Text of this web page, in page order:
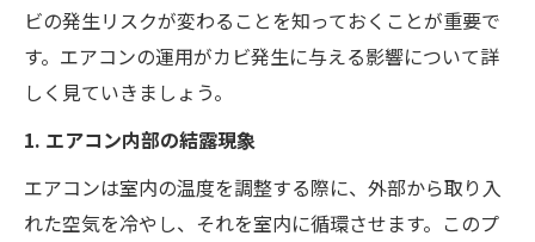
ビの発生リスクが変わることを知っておくことが重要で
す。エアコンの運用がカビ発生に与える影響について詳
しく見ていきましょう。
1. エアコン内部の結露現象
エアコンは室内の温度を調整する際に、外部から取り入
れた空気を冷やし、それを室内に循環させます。このプ